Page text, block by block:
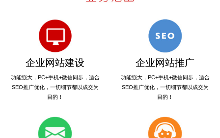
企业网站建设
功能强大，PC+手机+微信同步，适合
SEO推广优化，一切细节都以成交为
目的！
企业网站推广
功能强大，PC+手机+微信同步，适合
SEO推广优化，一切细节都以成交为
目的！